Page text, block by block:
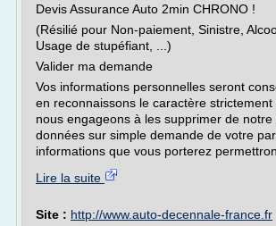
Devis Assurance Auto 2min CHRONO !
(Résilié pour Non-paiement, Sinistre,
Usage de stupéfiant, ...)
Valider ma demande
Vos informations personnelles seront
en reconnaissons le caractère
nous engageons à les supprimer de notre
données sur simple demande de votre
informations que vous porterez
Lire la suite
Site : http://www.auto-decennale-france.fr